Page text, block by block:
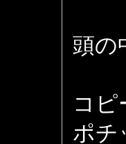
頭の
コピ
ポチ